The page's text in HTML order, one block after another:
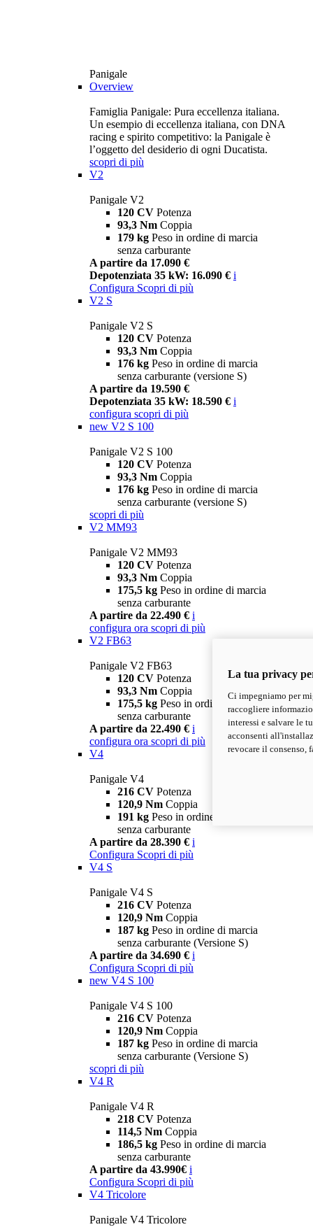
Panigale
Overview
Famiglia Panigale: Pura eccellenza italiana.
Un esempio di eccellenza italiana, con DNA
racing e spirito competitivo: la Panigale è
l’oggetto del desiderio di ogni Ducatista.
scopri di più
V2
Panigale V2
120 CV Potenza
93,3 Nm Coppia
179 kg Peso in ordine di marcia
senza carburante
A partire da 17.090 €
Depotenziata 35 kW: 16.090 € i
Configura Scopri di più
V2 S
Panigale V2 S
120 CV Potenza
93,3 Nm Coppia
176 kg Peso in ordine di marcia
senza carburante (versione S)
A partire da 19.590 €
Depotenziata 35 kW: 18.590 € i
configura scopri di più
new V2 S 100
Panigale V2 S 100
120 CV Potenza
93,3 Nm Coppia
176 kg Peso in ordine di marcia
senza carburante (versione S)
scopri di più
V2 MM93
Panigale V2 MM93
120 CV Potenza
93,3 Nm Coppia
175,5 kg Peso in ordine di marcia
senza carburante
A partire da 22.490 € i
configura ora scopri di più
V2 FB63
Panigale V2 FB63
120 CV Potenza
93,3 Nm Coppia
175,5 kg Peso in ordine di marcia
senza carburante
A partire da 22.490 € i
configura ora scopri di più
V4
Panigale V4
216 CV Potenza
120,9 Nm Coppia
191 kg Peso in ordine di marcia
senza carburante
A partire da 28.390 € i
Configura Scopri di più
V4 S
Panigale V4 S
216 CV Potenza
120,9 Nm Coppia
187 kg Peso in ordine di marcia
senza carburante (Versione S)
A partire da 34.690 € i
Configura Scopri di più
new V4 S 100
Panigale V4 S 100
216 CV Potenza
120,9 Nm Coppia
187 kg Peso in ordine di marcia
senza carburante (Versione S)
scopri di più
V4 R
Panigale V4 R
218 CV Potenza
114,5 Nm Coppia
186,5 kg Peso in ordine di marcia
senza carburante
A partire da 43.990€ i
Configura Scopri di più
V4 Tricolore
Panigale V4 Tricolore
La tua privacy
Ci impegniamo per
raccogliere
interessi e salvare le
acconsenti
revocare il consenso,